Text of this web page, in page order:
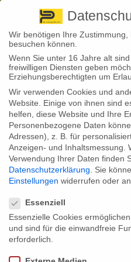
+ 49 3501 528571 |
Back to News
26
Feb.
Stephan Fröhlich
Wenn Selbstständige gegen ihren
klagen wollen, dürfen sie dafür eine
Rechtsschutzversicherung in
verweigern, weil er in dem BU-
und kein privates. Das hat mit
Düsseldorf bestätigt.
Im konkreten Rechtsstreit wollte der
Augenkrankheit musste der
Wir benötigen Ihre
besuchen können.
Wenn Sie unter 16 Jahre alt
freiwilligen Diensten geben
Erziehungsberechtigten um
Wir verwenden Cookies und
Website. Einige von ihnen sind
helfen, diese Website und Ihre
Personenbezogene Daten
Adressen), z. B. für
Anzeigen- und Inhaltsmessung.
Verwendung Ihrer Daten finden
Datenschutzerklärung
Sie
Einstellungen widerrufen oder
Essenziell
Essenzielle Cookies
und sind für die einwandfreie
erforderlich.